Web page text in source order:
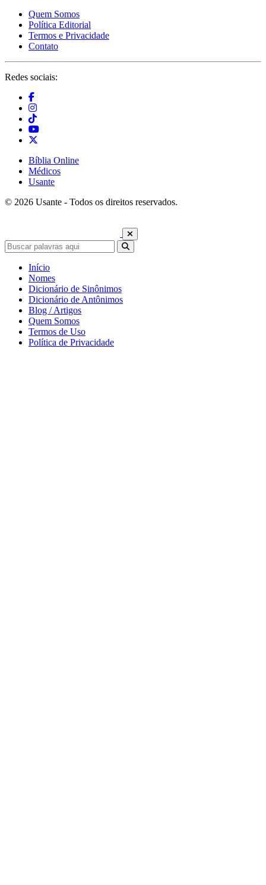
Quem Somos
Política Editorial
Termos e Privacidade
Contato
Redes sociais:
Bíblia Online
Médicos
Usante
© 2026 Usante - Todos os direitos reservados.
Início
Nomes
Dicionário de Sinônimos
Dicionário de Antônimos
Blog / Artigos
Quem Somos
Termos de Uso
Política de Privacidade